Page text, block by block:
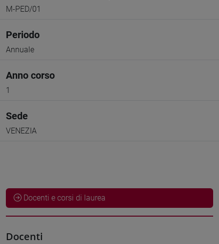
M-PED/01
Periodo
Annuale
Anno corso
1
Sede
VENEZIA
Docenti e corsi di laurea
Docenti